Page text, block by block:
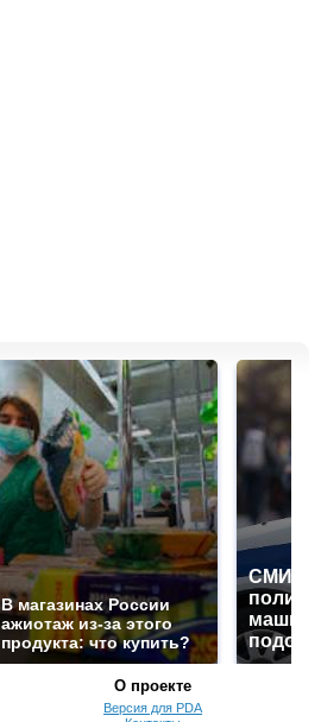
В магазинах России
ажиотаж из-за этого
продукта: что купить?
СМИ: В
О проекте
Версия для PDA